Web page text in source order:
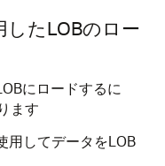
したLOBのロー
にロードするに
ます
用してデータをLOB